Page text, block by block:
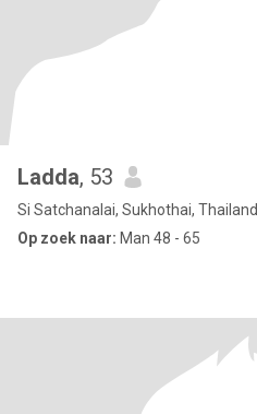
Ladda, 53
Si Satchanalai, Sukhothai, Thailand
Op zoek naar: Man 48 - 65